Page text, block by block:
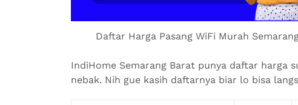
Daftar Harga Pasang WiFi Murah
IndiHome Semarang Barat punya daftar harga
nebak. Nih gue kasih daftarnya biar lo bisa